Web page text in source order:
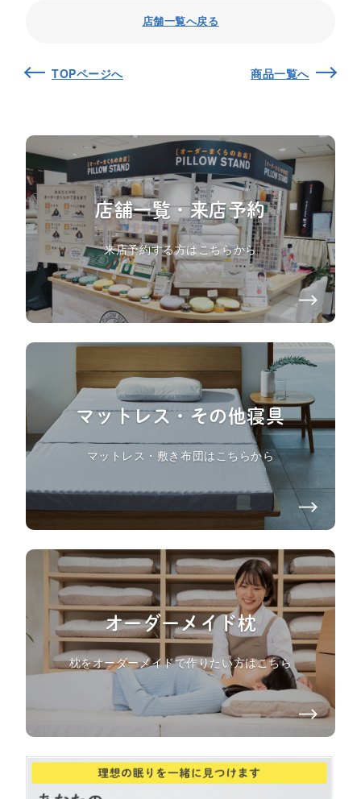
店舗一覧へ戻る
TOPページへ 商品一覧へ
店舗一覧・来店予約
来店予約する方はこちらから
マットレス・その他寝具
マットレス・敷き布団はこちらから
オーダーメイド枕
枕をオーダーメイドで作りたい方はこちら